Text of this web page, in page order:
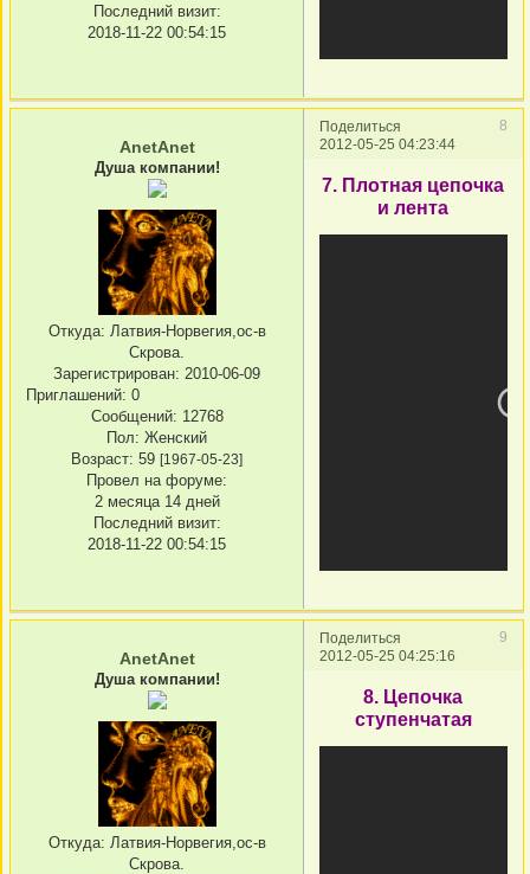
Последний визит:
2018-11-22 00:54:15
Поделиться
8
2012-05-25 04:23:44
AnetAnet
Душа компании!
Откуда: Латвия-Норвегия,ос-в
Скрова.
Зарегистрирован: 2010-06-09
Приглашений: 0
Сообщений: 12768
Пол: Женский
Возраст: 59 [1967-05-23]
Провел на форуме:
2 месяца 14 дней
Последний визит:
2018-11-22 00:54:15
7. Плотная цепочка
и лента
Поделиться
9
2012-05-25 04:25:16
AnetAnet
Душа компании!
Откуда: Латвия-Норвегия,ос-в
Скрова.
8. Цепочка
ступенчатая